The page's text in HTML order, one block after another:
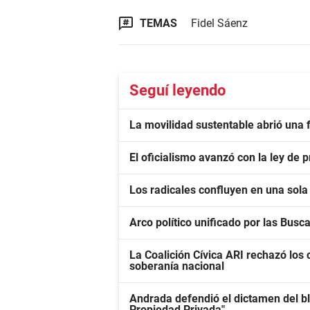
TEMAS Fidel Sáenz
Seguí leyendo
La movilidad sustentable abrió una
El oficialismo avanzó con la ley de
Los radicales confluyen en una
Arco político unificado por las
La Coalición Cívica ARI rechazó
soberanía nacional
Andrada defendió el dictamen del